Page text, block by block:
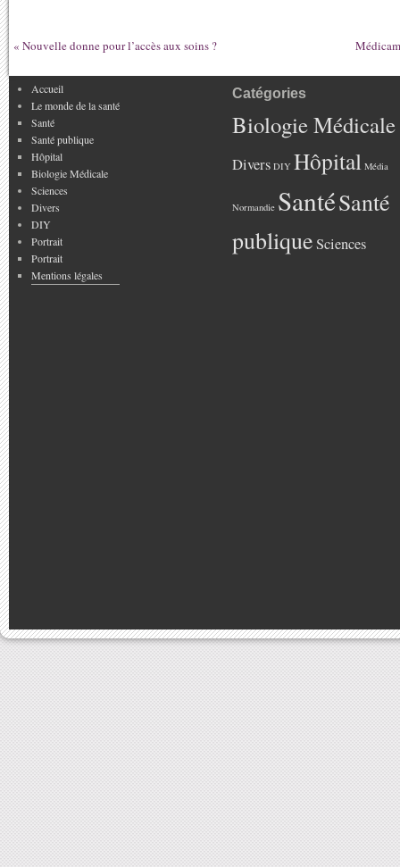
« Nouvelle donne pour l’accès aux soins ?
Accueil
Le monde de la santé
Santé
Santé publique
Hôpital
Biologie Médicale
Sciences
Divers
DIY
Portrait
Portrait
Mentions légales
Catégories
Biologie Médicale
Divers DIY Hôpital Média
Normandie SantéSanté
publiqueSciences